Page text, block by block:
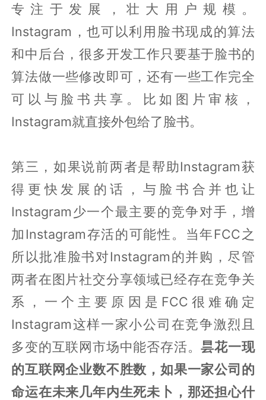
专注于发展，壮大用户规模。
Instagram，也可以利用脸书现成的算法
和中后台，很多开发工作只要基于脸书的
算法做一些修改即可，还有一些工作完全
可以与脸书共享。比如图片审核，
Instagram就直接外包给了脸书。
第三，如果说前两者是帮助Instagram获
得更快发展的话，与脸书合并也让
Instagram少一个最主要的竞争对手，增
加Instagram存活的可能性。当年FCC之
所以批准脸书对Instagram的并购，尽管
两者在图片社交分享领域已经存在竞争关
系，一个主要原因是FCC很难确定
Instagram这样一家小公司在竞争激烈且
多变的互联网市场中能否存活。昙花一现
的互联网企业数不胜数，如果一家公司的
命运在未来几年内生死未卜，那还担心什